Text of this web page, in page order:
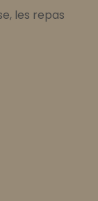
les repas